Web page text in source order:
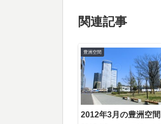
関連記事
豊洲空間
2012年3月の豊洲空間